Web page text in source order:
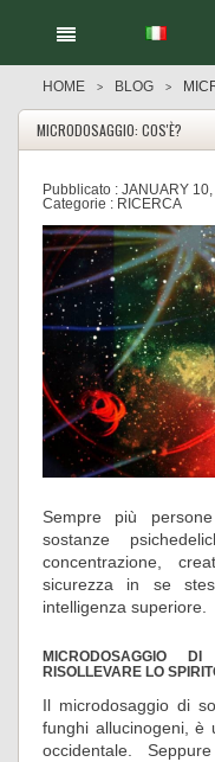
HOME > BLOG >
MICRODOSAGGIO: COS'È?
Pubblicato : JANUARY
Categorie : RICERCA
Sempre più
sostanze
concentrazione,
sicurezza in se
intelligenza superiore.
MICRODOSAGGIO
RISOLLEVARE LO
Il microdosaggio di
funghi allucinogeni, è
occidentale.